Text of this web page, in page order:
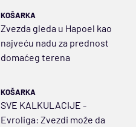
KOŠARKA
Zvezda gleda u Hapoel kao
najveću nadu za prednost
domaćeg terena
KOŠARKA
SVE KALKULACIJE -
Evroliga: Zvezdi može da